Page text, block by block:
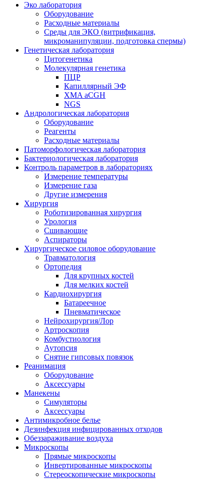
Эко лаборатория
Оборудование
Расходные материалы
Среды для ЭКО (витрификация,
микроманипуляции, подготовка спермы)
Генетическая лаборатория
Цитогенетика
Молекулярная генетика
ПЦР
Капиллярный ЭФ
XMA aCGH
NGS
Андрологическая лаборатория
Оборудование
Реагенты
Расходные материалы
Патоморфологическая лаборатория
Бактериологическая лаборатория
Контроль параметров в лабораториях
Измерение температуры
Измерение газа
Другие измерения
Хирургия
Роботизированная хирургия
Урология
Сшивающие
Аспираторы
Хирургическое силовое оборудование
Травматология
Ортопедия
Для крупных костей
Для мелких костей
Кардиохирургия
Батареечное
Пневматическое
Нейрохирургия/Лор
Артроскопия
Комбустиология
Аутопсия
Снятие гипсовых повязок
Реанимация
Оборудование
Аксессуары
Манекены
Симуляторы
Аксессуары
Антимикробное белье
Дезинфекция инфицированных отходов
Обеззараживание воздуха
Микроскопы
Прямые микроскопы
Инвертированные микроскопы
Стереоскопические микроскопы